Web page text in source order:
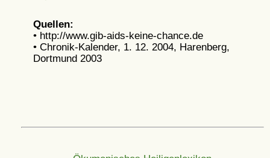
Quellen:
• http://www.gib-aids-keine-chance.de
• Chronik-Kalender, 1. 12. 2004, Harenberg,
Dortmund 2003